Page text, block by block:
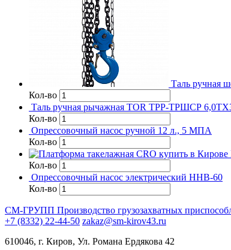
Таль ручная
Кол-во
Таль ручная рычажная TOR ТРР-ТРШСР
Кол-во
Опрессовочный насос ручной 12 л., 5 МПА
Кол-во
Кол-во
Опрессовочный насос электрический HHB-60
Кол-во
СМ-ГРУПП Производство грузозахватных
+7 (8332) 22-44-50 zakaz@sm-kirov43.ru
610046, г. Киров, Ул. Романа Ердякова 42